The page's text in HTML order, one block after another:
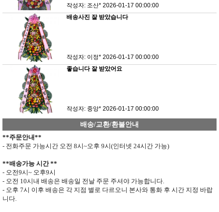
작성자: 조산* 2026-01-17 00:00:00
배송사진 잘 받았습니다
작성자: 이정* 2026-01-17 00:00:00
좋습니다 잘 받았어요
작성자: 중앙* 2026-01-17 00:00:00
배송/교환/환불안내
**주문안내**
- 전화주문 가능시간 오전 8시~오후 9시(인터넷 24시간 가능)
**배송가능 시간**
- 오전9시~ 오후9시
- 오전 10시내 배송은 배송일 전날 주문 주셔야 가능합니다.
- 오후 7시 이후 배송은 각 지점 별로 다르오니 본사와 통화 후 시간 지정 바랍
니다.